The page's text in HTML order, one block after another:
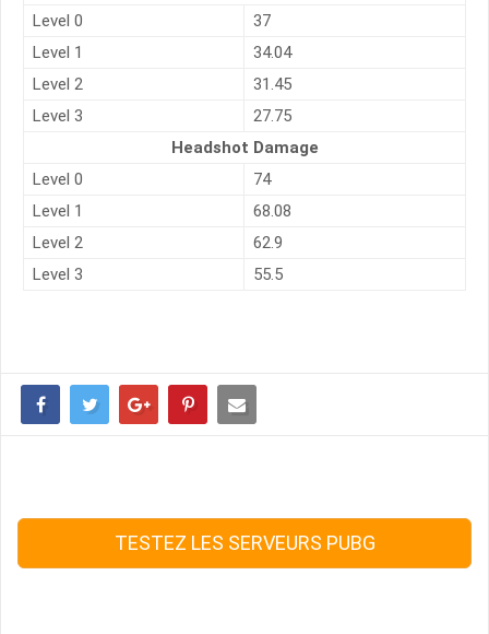
Level 0
37
Level 1
34.04
Level 2
31.45
Level 3
27.75
Headshot Damage
Level 0
74
Level 1
68.08
Level 2
62.9
Level 3
55.5
TESTEZ LES SERVEURS PUBG